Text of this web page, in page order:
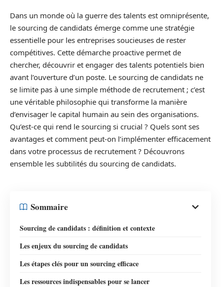
Dans un monde où la guerre des talents est omniprésente,
le sourcing de candidats émerge comme une stratégie
essentielle pour les entreprises soucieuses de rester
compétitives. Cette démarche proactive permet de
chercher, découvrir et engager des talents potentiels bien
avant l’ouverture d’un poste. Le sourcing de candidats ne
se limite pas à une simple méthode de recrutement ; c’est
une véritable philosophie qui transforme la manière
d’envisager le capital humain au sein des organisations.
Qu’est-ce qui rend le sourcing si crucial ? Quels sont ses
avantages et comment peut-on l’implémenter efficacement
dans votre processus de recrutement ? Découvrons
ensemble les subtilités du sourcing de candidats.
Sommaire
Sourcing de candidats : définition et contexte
Les enjeux du sourcing de candidats
Les étapes clés pour un sourcing efficace
Les ressources indispensables pour se lancer